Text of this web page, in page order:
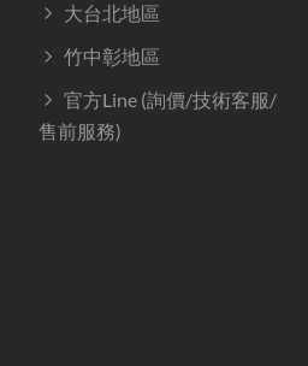
大台北地區
竹中彰地區
官方Line (詢價/技術客服/
售前服務)